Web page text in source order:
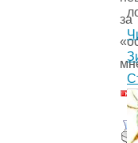
за